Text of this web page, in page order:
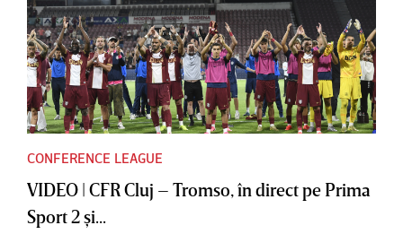
CONFERENCE LEAGUE
VIDEO | CFR Cluj – Tromso, în direct pe Prima
Sport 2 şi...